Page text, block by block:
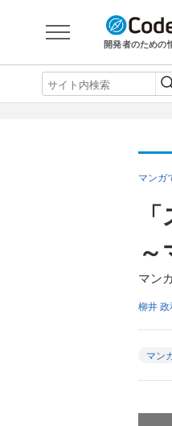
開発者のための
マンガ
マン
柳井 政
マン